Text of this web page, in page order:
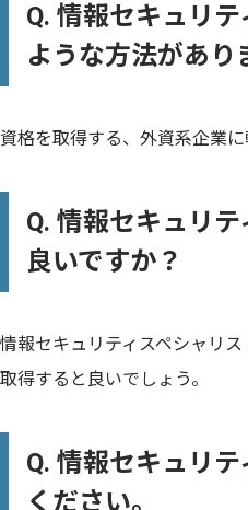
Q. 情報セキュリ
ような方法があり
資格を取得する、外資系企業
Q. 情報セキュリ
良いですか？
情報セキュリティスペシャリ
取得すると良いでしょう。
Q. 情報セキュリ
ください。